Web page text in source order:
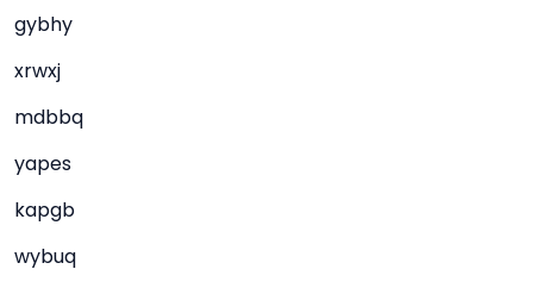
gybhy
xrwxj
mdbbq
yapes
kapgb
wybuq